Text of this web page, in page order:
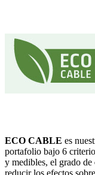
ECO CABLE es
portafolio bajo 6
y medibles, el grado
reducir los efectos